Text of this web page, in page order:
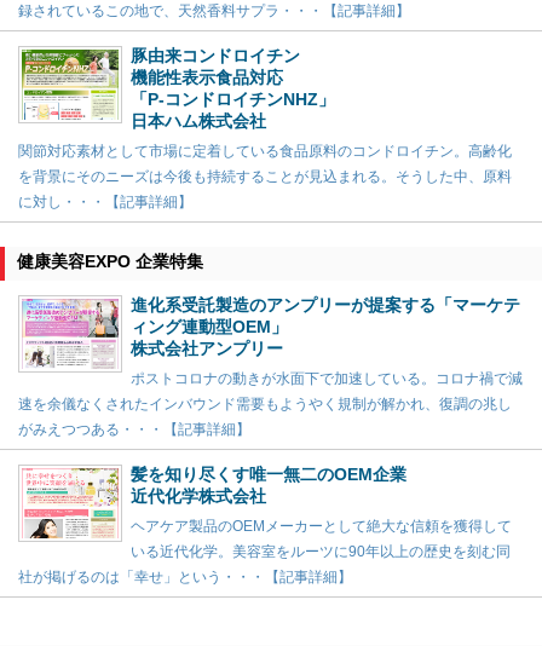
録されているこの地で、天然香料サプラ・・・【記事詳細】
豚由来コンドロイチン
機能性表示食品対応
「P-コンドロイチンNHZ」
日本ハム株式会社
関節対応素材として市場に定着している食品原料のコンドロイチン。高齢化
を背景にそのニーズは今後も持続することが見込まれる。そうした中、原料
に対し・・・【記事詳細】
健康美容EXPO 企業特集
進化系受託製造のアンプリーが提案する「マーケテ
ィング連動型OEM」
株式会社アンプリー
ポストコロナの動きが水面下で加速している。コロナ禍で減
速を余儀なくされたインバウンド需要もようやく規制が解かれ、復調の兆し
がみえつつある・・・【記事詳細】
髪を知り尽くす唯一無二のOEM企業
近代化学株式会社
ヘアケア製品のOEMメーカーとして絶大な信頼を獲得して
いる近代化学。美容室をルーツに90年以上の歴史を刻む同
社が掲げるのは「幸せ」という・・・【記事詳細】